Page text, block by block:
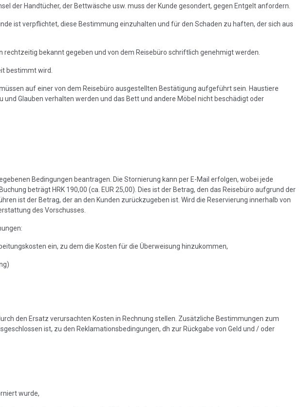
der Handtücher, der Bettwäsche usw. muss der Kunde gesondert, gegen Entgelt anfordern.
ist verpflichtet, diese Bestimmung einzuhalten und für den Schaden zu haften, der sich aus
bekannt gegeben und von dem Reisebüro schriftlich genehmigt werden.
bestimmt wird.
auf einer von dem Reisebüro ausgestellten Bestätigung aufgeführt sein. Haustiere
Glauben verhalten werden und das Bett und andere Möbel nicht beschädigt oder
Bedingungen beantragen. Die Stornierung kann per E-Mail erfolgen, wobei jede
beträgt HRK 190,00 (ca. EUR 25,00). Dies ist der Betrag, den das Reisebüro aufgrund der
ist der Betrag, der an den Kunden zurückzugeben ist. Wird die Reservierung innerhalb von
des Vorschusses.
ein, zu dem die Kosten für die Überweisung hinzukommen,
den Ersatz verursachten Kosten in Rechnung stellen. Zusätzliche Bestimmungen zum
ist, zu den Reklamationsbedingungen, dh zur Rückgabe von Geld und / oder
wurde,